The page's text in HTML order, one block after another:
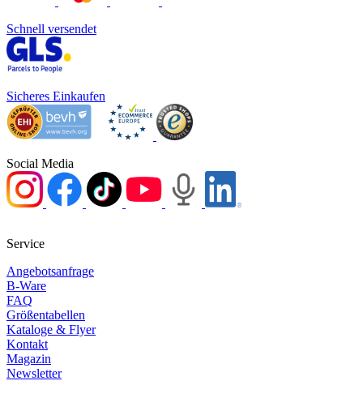
Schnell versendet
Sicheres Einkaufen
Social Media
Service
Angebotsanfrage
B-Ware
FAQ
Größentabellen
Kataloge & Flyer
Kontakt
Magazin
Newsletter